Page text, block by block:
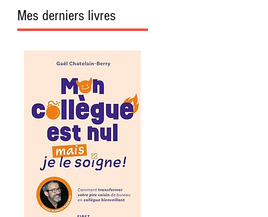
Mes derniers livres